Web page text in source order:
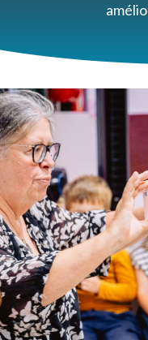
des définitions
réalités différentes.
attribut?...